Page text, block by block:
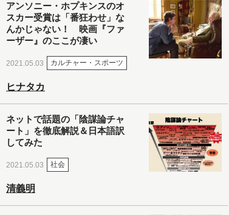
アンソニー・ホプキンスのオ
スカー受賞は「番狂わせ」な
んかじゃない！ 映画『ファ
ーザー』のここが凄い
2021.05.03 カルチャー・スポーツ
ヒナタカ
ネットで話題の「陰謀論チャ
ート」を徹底解説＆日本語訳
してみた
2021.05.03 社会
清義明